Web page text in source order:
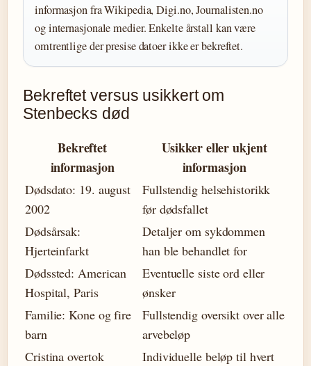
informasjon fra Wikipedia, Digi.no, Journalisten.no
og internasjonale medier. Enkelte årstall kan være
omtrentlige der presise datoer ikke er bekreftet.
Bekreftet versus usikkert om
Stenbecks død
Bekreftet
informasjon
Usikker eller ukjent
informasjon
Dødsdato: 19. august
2002
Fullstendig helsehistorikk
før dødsfallet
Dødsårsak:
Hjerteinfarkt
Detaljer om sykdommen
han ble behandlet for
Dødssted: American
Hospital, Paris
Eventuelle siste ord eller
ønsker
Familie: Kone og fire
barn
Fullstendig oversikt over alle
arvebeløp
Cristina overtok
Individuelle beløp til hvert